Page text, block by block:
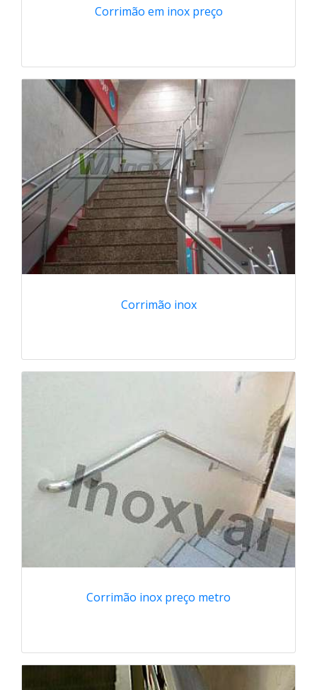
Corrimão em inox preço
Corrimão inox
Corrimão inox preço metro